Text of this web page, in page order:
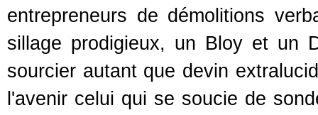
entrepreneurs de démolitions
sillage prodigieux, un Bloy et un
sourcier autant que devin
l'avenir celui qui se soucie de